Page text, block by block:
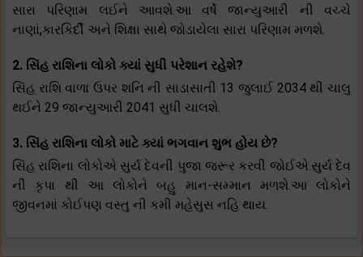
સારા પરિણામ લઈને આવશે.આ વર્ષે જાન્યુઆરી ની વચ્ચે
નાણાં,કારકિર્દી અને શિક્ષા સાથે જોડાયેલા સારા પરિણામ મળશે.
2. સિંહ રાશિના લોકો ક્યાં સુધી પરેશાન રહેશે?
સિંહ રાશિ વાળા ઉપર શનિ ની સાડાસાતી 13 જુલાઈ 2034 થી ચાલુ
થઈને 29 જાન્યુઆરી 2041 સુધી ચાલશે.
3. સિંહ રાશિના લોકો માટે ક્યાં ભગવાન શુભ હોય છે?
સિંહ રાશિના લોકોએ સુર્ય દેવની પુજા જરૂર કરવી જોઈએ.સુર્ય દેવ
ની કૃપા થી આ લોકોને બહુ માન-સમ્માન મળશે.આ લોકોને
જીવનમાં કોઈપણ વસ્તુ ની કમી મહેસુસ નહિ થાય.